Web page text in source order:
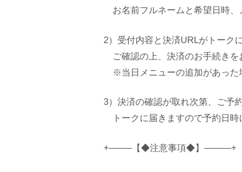
お名前フルネームと希望日時、
2）受付内容と決済URLがトーク
ご確認の上、決済のお手続きを
※当日メニューの追加があった
3）決済の確認が取れ次第、ご予
トークに届きますので予約日時
+——–【◆注意事項◆】———+